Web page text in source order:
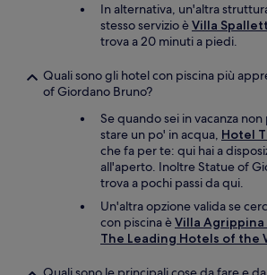
In alternativa, un'altra
stesso servizio èVilla
trova a 20 minuti a piedi.
Quali sono gli hotel con piscina più
of Giordano Bruno?
Se quando sei in vacanza
stare un po' in acqua, Hotel
che fa per te: qui hai a
all'aperto. Inoltre Statue of
trova a pochi passi da qui.
Un'altra opzione valida se
con piscina èVilla
The Leading Hotels of the